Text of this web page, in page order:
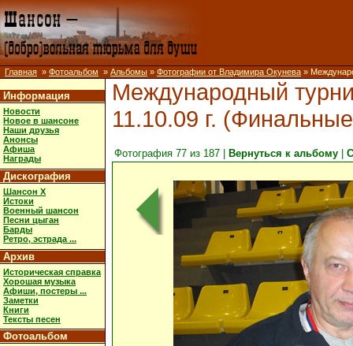
Главная » Фотоальбом » Альбомы » Фотографии от Владимира Окунева »
Информация
Новости
Новое в шансоне
Наши друзья
Анонсы
Афиша
Награды
Дискография
Шансон X
Истоки
Военный шансон
Песни цыган
Барды
Ретро, эстрада ...
Архив
Историческая справка
Хорошая музыка
Афиши, постеры ...
Заметки
Книги
Тексты песен
Фотоальбом
Международный
11.10.09 г.
Фотография 77 из 187 | Вернуться к альбому